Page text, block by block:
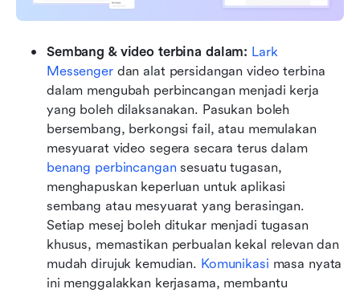
Sembang & video terbina dalam: Lark
Messenger dan alat persidangan video terbina
dalam mengubah perbincangan menjadi kerja
yang boleh dilaksanakan. Pasukan boleh
bersembang, berkongsi fail, atau memulakan
mesyuarat video segera secara terus dalam
benang perbincangan sesuatu tugasan,
menghapuskan keperluan untuk aplikasi
sembang atau mesyuarat yang berasingan.
Setiap mesej boleh ditukar menjadi tugasan
khusus, memastikan perbualan kekal relevan dan
mudah dirujuk kemudian. Komunikasi masa nyata
ini menggalakkan kerjasama, membantu